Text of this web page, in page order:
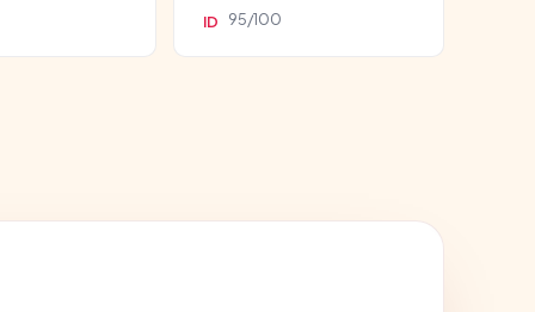
ID 95/100